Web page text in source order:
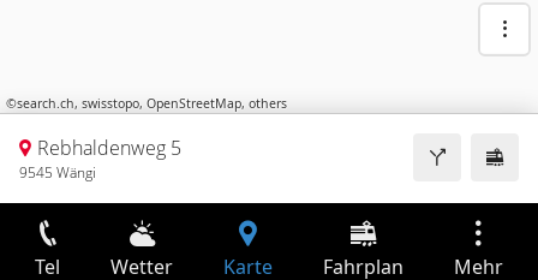
©search.ch, swisstopo, OpenStreetMap, others
Rebhaldenweg 5
9545 Wängi
Tel Wetter Karte Fahrplan Mehr